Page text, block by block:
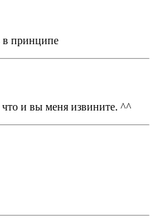
принципе
и вы меня извините. ^^